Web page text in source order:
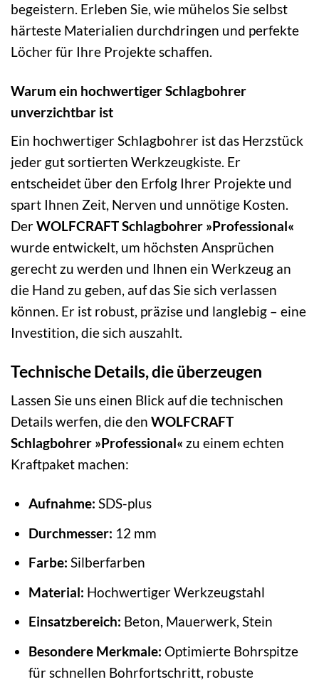
begeistern. Erleben Sie, wie mühelos Sie selbst
härteste Materialien durchdringen und perfekte
Löcher für Ihre Projekte schaffen.
Warum ein hochwertiger Schlagbohrer
unverzichtbar ist
Ein hochwertiger Schlagbohrer ist das Herzstück
jeder gut sortierten Werkzeugkiste. Er
entscheidet über den Erfolg Ihrer Projekte und
spart Ihnen Zeit, Nerven und unnötige Kosten.
DerWOLFCRAFT Schlagbohrer »Professional«
wurde entwickelt, um höchsten Ansprüchen
gerecht zu werden und Ihnen ein Werkzeug an
die Hand zu geben, auf das Sie sich verlassen
können. Er ist robust, präzise und langlebig – eine
Investition, die sich auszahlt.
Technische Details, die überzeugen
Lassen Sie uns einen Blick auf die technischen
Details werfen, die den WOLFCRAFT
Schlagbohrer »Professional« zu einem echten
Kraftpaket machen:
Aufnahme: SDS-plus
Durchmesser: 12 mm
Farbe: Silberfarben
Material: Hochwertiger Werkzeugstahl
Einsatzbereich: Beton, Mauerwerk, Stein
Besondere Merkmale: Optimierte Bohrspitze
für schnellen Bohrfortschritt, robuste